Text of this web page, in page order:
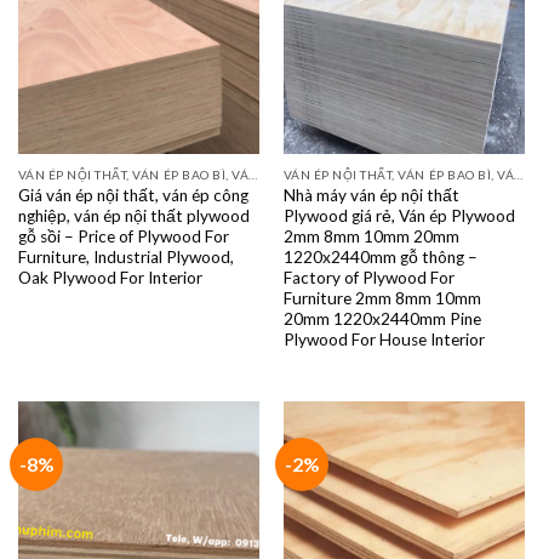
Giá ván ép nội thất, ván ép công
nghiệp, ván ép nội thất plywood
gỗ sồi – Price of Plywood For
Furniture, Industrial Plywood,
Oak Plywood For Interior
Nhà máy ván ép nội thất
Plywood giá rẻ, Ván ép Plywood
2mm 8mm 10mm 20mm
1220x2440mm gỗ thông –
Factory of Plywood For
Furniture 2mm 8mm 10mm
20mm 1220x2440mm Pine
Plywood For House Interior
-8% -2%